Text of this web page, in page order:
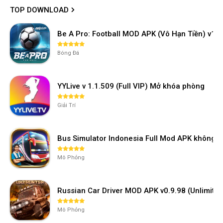
TOP DOWNLOAD
Be A Pro: Football MOD APK (Vô Hạn Tiền)
Bóng Đá
YYLive v 1.1.509 (Full VIP) Mở khóa phòng
Giải Trí
Bus Simulator Indonesia Full Mod APK không
Mô Phỏng
Russian Car Driver MOD APK v0.9.98
Mô Phỏng